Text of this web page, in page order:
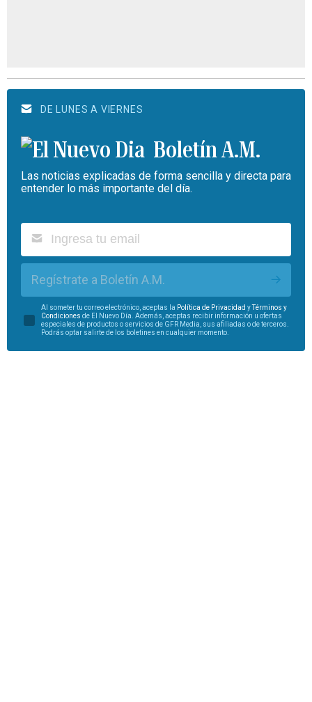
DE LUNES A VIERNES
Boletín A.M.
Las noticias explicadas de forma sencilla y directa para
entender lo más importante del día.
Regístrate a Boletín A.M.
Al someter tu correo electrónico, aceptas la Política de Privacidad yTérminos y
Condiciones de El Nuevo Día. Además, aceptas recibir información u ofertas
especiales de productos o servicios de GFR Media, sus afiliadas o de terceros.
Podrás optar salirte de los boletines en cualquier momento.